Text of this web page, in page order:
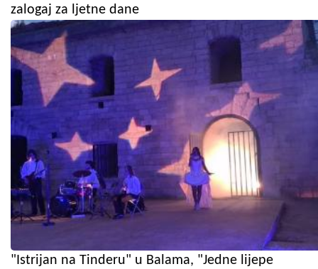
zalogaj za ljetne dane
"Istrijan na Tinderu" u Balama, "Jedne lijepe